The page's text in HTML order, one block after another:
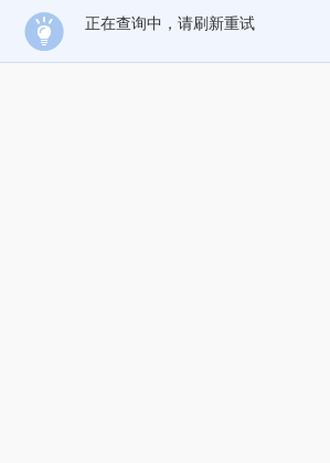
正在查询中，请刷新重试